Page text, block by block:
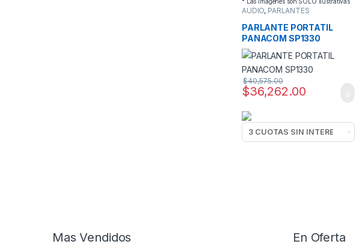
AUDIO, PARLANTES
PARLANTE PORTATIL
PANACOM SP1330
$36,262.00
$40,575.00
Mas Vendidos En Oferta